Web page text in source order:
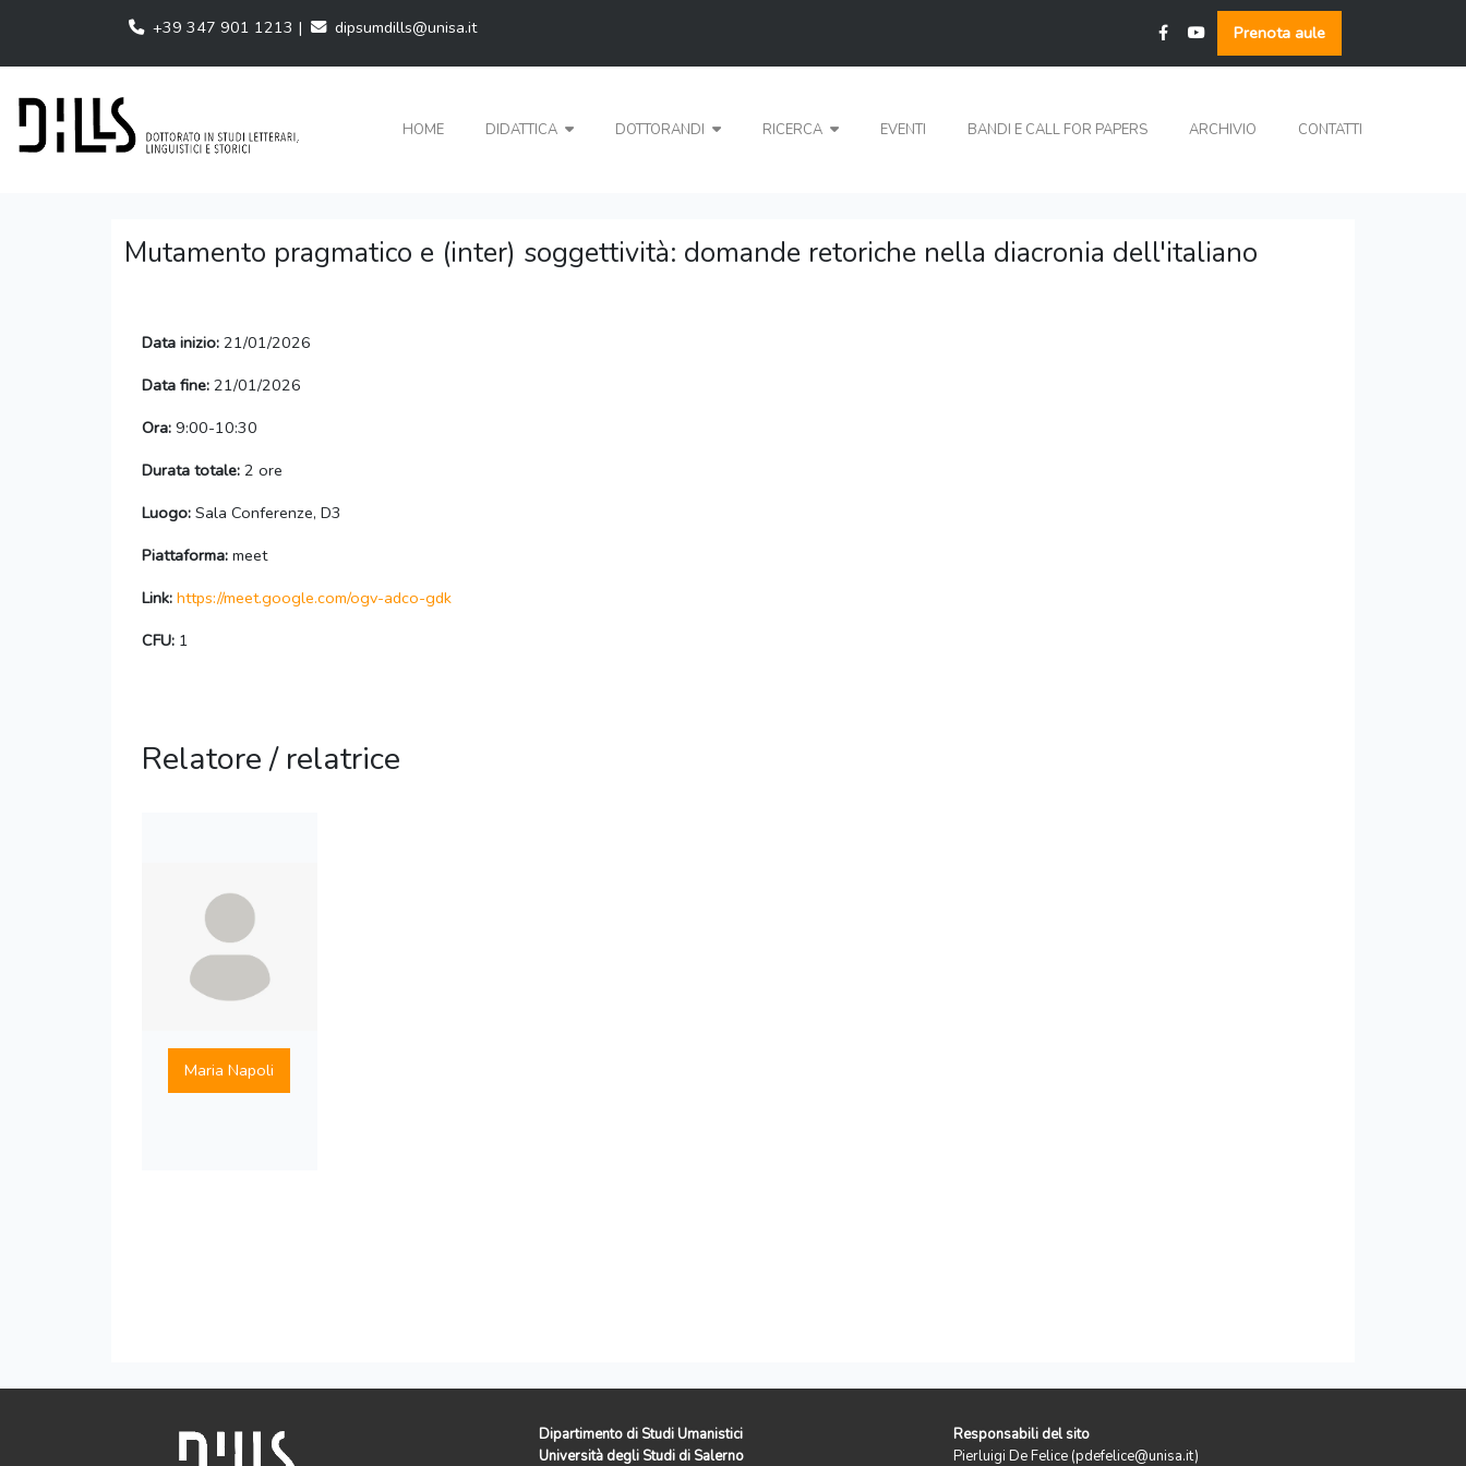
+39 347 901 1213 | dipsumdills@unisa.it Prenota aule
HOME DIDATTICA DOTTORANDI RICERCA EVENTI BANDI E CALL FOR PAPERS ARCHIVIO CONTATTI
Mutamento pragmatico e (inter) soggettività: domande retoriche nella diacronia dell'italiano
Data inizio: 21/01/2026
Data fine: 21/01/2026
Ora: 9:00-10:30
Durata totale: 2 ore
Luogo: Sala Conferenze, D3
Piattaforma: meet
Link: https://meet.google.com/ogv-adco-gdk
CFU: 1
Relatore / relatrice
Maria Napoli
Dipartimento di Studi Umanistici
Università degli Studi di Salerno
Responsabili del sito
Pierluigi De Felice (pdefelice@unisa.it)